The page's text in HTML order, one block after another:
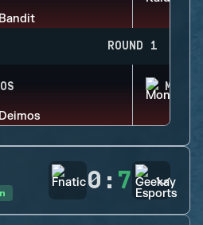
ROUND 1
0 : 7